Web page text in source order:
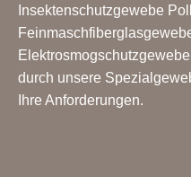
Insektenschutzgewebe
durch unsere
Ihre Anforderungen.